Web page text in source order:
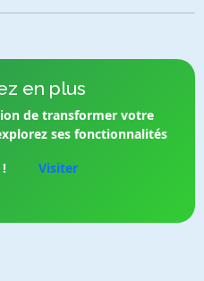
en plus
de transformer votre
ses fonctionnalités
Visiter